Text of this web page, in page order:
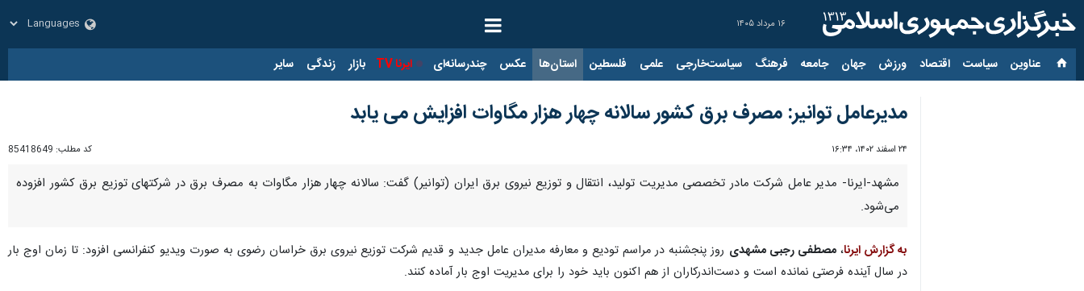
۱۶ مرداد ۱۴۰۵
عناوین‌ سیاست اقتصاد ورزش جهان جامعه فرهنگ سیاست‌خارجی علمی فلسطین استان‌ها عکس چندرسانه‌ای ایرنا TV بازار زندگی سایر
مدیرعامل توانیر: مصرف برق کشور سالانه چهار هزار مگاوات افزایش می یابد
۲۴ اسفند ۱۴۰۲، ۱۶:۳۴ کد مطلب: 85418649
مشهد-ایرنا- مدیر عامل شرکت مادر تخصصی مدیریت تولید، انتقال و توزیع نیروی برق ایران (توانیر) گفت: سالانه چهار هزار مگاوات به مصرف برق در شرکتهای توزیع برق کشور افزوده
می‌شود.
به گزارش ایرنا،مصطفی رجبی مشهدی روز پنجشنبه در مراسم تودیع و معارفه مدیران عامل جدید و قدیم شرکت توزیع نیروی برق خراسان رضوی به صورت ویدیو کنفرانسی افزود: تا زمان اوج بار
در سال آینده فرصتی نمانده است و دست‌اندرکاران از هم اکنون باید خود را برای مدیریت اوج بار آماده کنند.